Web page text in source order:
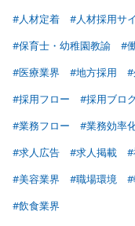
#人材定着
#人材採用サ
#保育士・幼稚園教諭
#
#医療業界
#地方採用 #
#採用フロー
#採用ブロ
#業務フロー
#業務効率
#求人広告
#求人掲載 #
#美容業界
#職場環境
#飲食業界